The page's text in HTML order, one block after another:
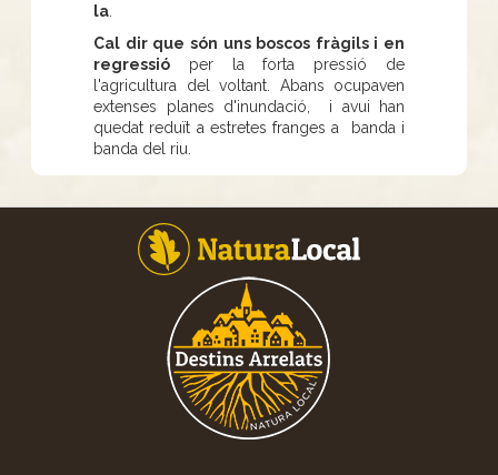
la
Cal dir que són uns boscos fràgils i en
regressió per la forta pressió de
l'agricultura del voltant. Abans ocupaven
extenses planes d'inundació, i avui han
quedat reduït a estretes franges a banda i
banda del riu.